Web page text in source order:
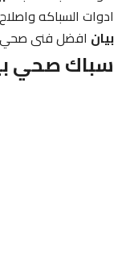
ادوات السباكه
بيانافضل فنى صحي
سباك صحي